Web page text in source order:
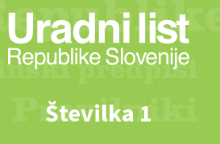
Številka 1